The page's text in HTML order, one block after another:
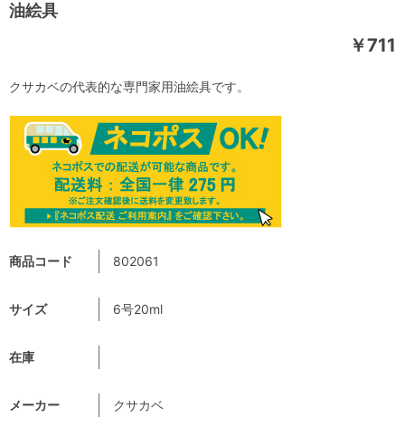
油絵具
￥711
商品コード 802061
サイズ 6号20ml
在庫
メーカー クサカベ
クサカベの代表的な専門家用油絵具です。